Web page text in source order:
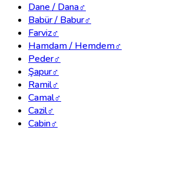
Dane / Dana♂
Babür / Babur♂
Farviz♂
Hamdam / Hemdem♂
Peder♂
Şapur♂
Ramil♂
Camal♂
Cazil♂
Cabin♂